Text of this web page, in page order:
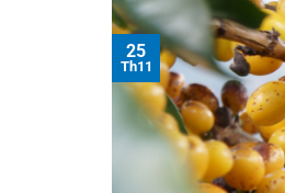
25
Th11